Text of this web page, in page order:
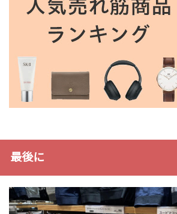
最後に